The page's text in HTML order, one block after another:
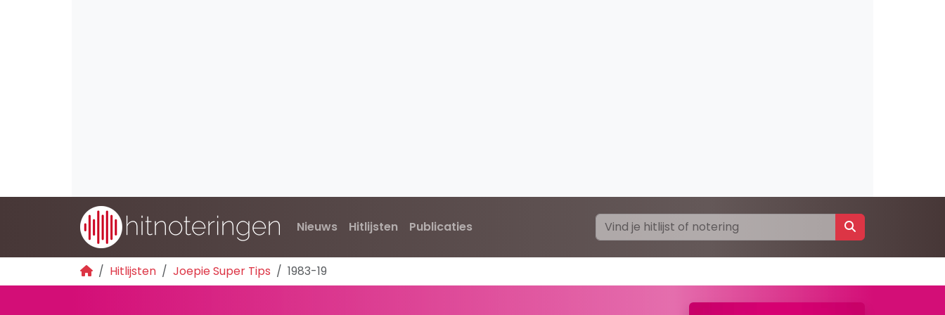
Nieuws Hitlijsten Publicaties
Hitlijsten Joepie Super Tips 1983-19